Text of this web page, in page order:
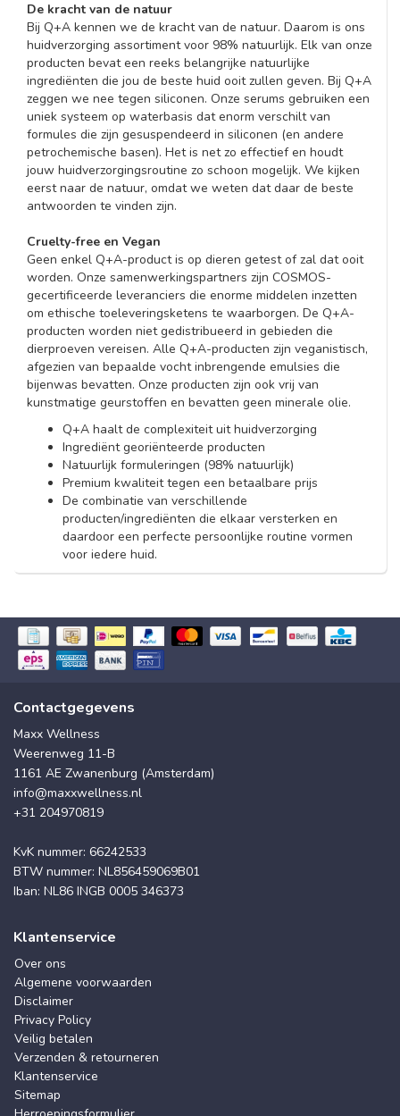
De kracht van de natuur
Bij Q+A kennen we de kracht van de natuur. Daarom is ons
huidverzorging assortiment voor 98% natuurlijk. Elk van onze
producten bevat een reeks belangrijke natuurlijke
ingrediënten die jou de beste huid ooit zullen geven. Bij Q+A
zeggen we nee tegen siliconen. Onze serums gebruiken een
uniek systeem op waterbasis dat enorm verschilt van
formules die zijn gesuspendeerd in siliconen (en andere
petrochemische basen). Het is net zo effectief en houdt
jouw huidverzorgingsroutine zo schoon mogelijk. We kijken
eerst naar de natuur, omdat we weten dat daar de beste
antwoorden te vinden zijn.
Cruelty-free en Vegan
Geen enkel Q+A-product is op dieren getest of zal dat ooit
worden. Onze samenwerkingspartners zijn COSMOS-
gecertificeerde leveranciers die enorme middelen inzetten
om ethische toeleveringsketens te waarborgen. De Q+A-
producten worden niet gedistribueerd in gebieden die
dierproeven vereisen. Alle Q+A-producten zijn veganistisch,
afgezien van bepaalde vocht inbrengende emulsies die
bijenwas bevatten. Onze producten zijn ook vrij van
kunstmatige geurstoffen en bevatten geen minerale olie.
Q+A haalt de complexiteit uit huidverzorging
Ingrediënt georiënteerde producten
Natuurlijk formuleringen (98% natuurlijk)
Premium kwaliteit tegen een betaalbare prijs
De combinatie van verschillende
producten/ingrediënten die elkaar versterken en
daardoor een perfecte persoonlijke routine vormen
voor iedere huid.
Contactgegevens
Maxx Wellness
Weerenweg 11-B
1161 AE Zwanenburg (Amsterdam)
info@maxxwellness.nl
+31 204970819
KvK nummer: 66242533
BTW nummer: NL856459069B01
Iban: NL86 INGB 0005 346373
Klantenservice
Over ons
Algemene voorwaarden
Disclaimer
Privacy Policy
Veilig betalen
Verzenden & retourneren
Klantenservice
Sitemap